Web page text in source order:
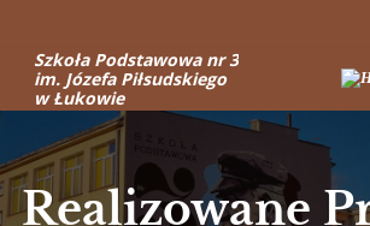
Szkoła Podstawowa nr 3
im. Józefa Piłsudskiego
w Łukowie
Realizowane